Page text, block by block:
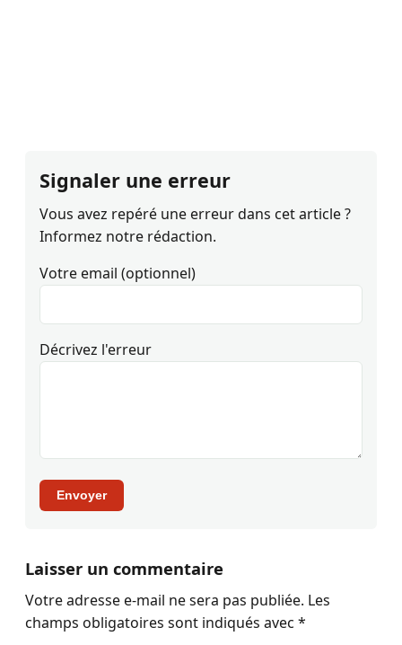
Signaler une erreur
Vous avez repéré une erreur dans cet article ?
Informez notre rédaction.
Votre email (optionnel)
Décrivez l'erreur
Envoyer
Laisser un commentaire
Votre adresse e-mail ne sera pas publiée. Les
champs obligatoires sont indiqués avec *